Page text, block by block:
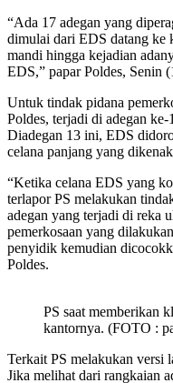
“Ada 17 adegan yang
dimulai dari EDS datang ke
mandi hingga kejadian
EDS,” papar Poldes, Senin
Untuk tindak pidana
Poldes, terjadi di adegan
Diadegan 13 ini, EDS
celana panjang yang
“Ketika celana EDS yang
terlapor PS melakukan
adegan yang terjadi di reka
pemerkosaan yang
penyidik kemudian
Poldes.
PS saat memberikan
kantornya. (FOTO :
Terkait PS melakukan versi
Jika melihat dari rangkaian